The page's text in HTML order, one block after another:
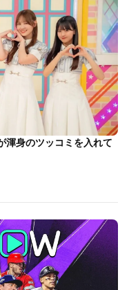
渾身のツッコミを入れて